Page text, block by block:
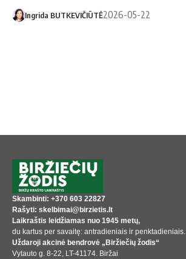
Ingrida BUTKEVIČIŪTĖ2026-05-22
Skambinti: +370 603 22827
Rašyti: skelbimai@birzietis.lt
Laikraštis leidžiamas nuo 1945 metų,
du kartus per savaitę: antradieniais ir penktadieniais.
Uždaroji akcinė bendrovė „Biržiečių žodis“
Vytauto g. 8-22, LT-41174. Biržai